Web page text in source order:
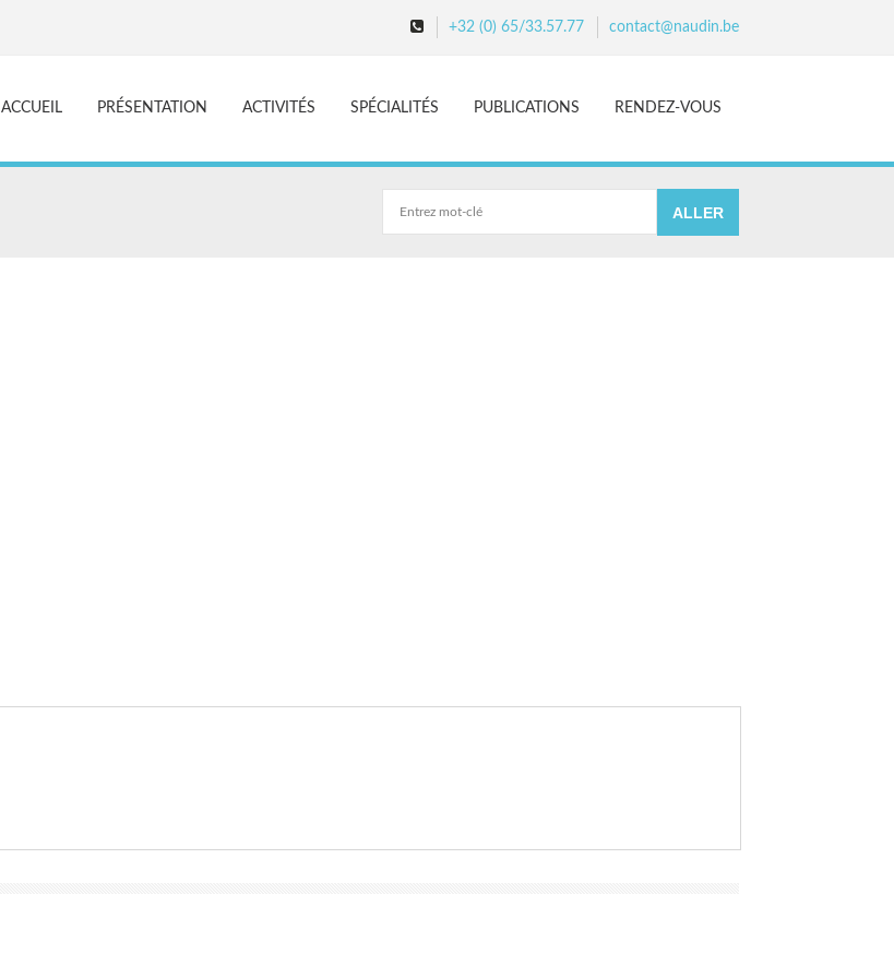
+32 (0) 65/33.57.77 contact@naudin.be
ACCUEIL PRÉSENTATION ACTIVITÉS SPÉCIALITÉS PUBLICATIONS RENDEZ-VOUS